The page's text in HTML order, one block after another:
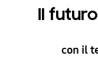
Il
con il